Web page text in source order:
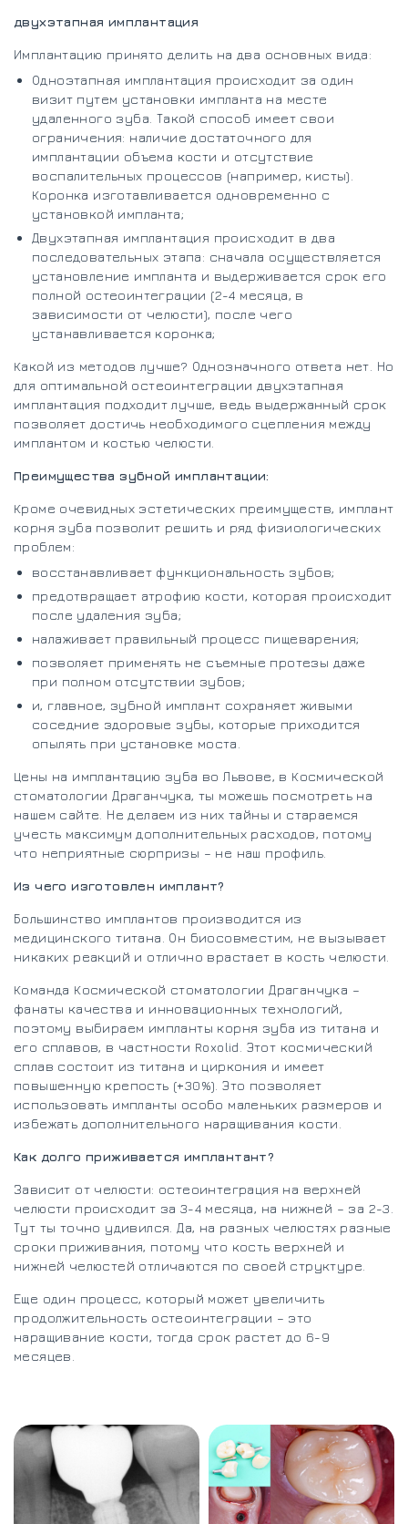
двухэтапная имплантация
Имплантацию принято делить на два основных вида:
Одноэтапная имплантация происходит за один
визит путем установки импланта на месте
удаленного зуба. Такой способ имеет свои
ограничения: наличие достаточного для
имплантации объема кости и отсутствие
воспалительных процессов (например, кисты).
Коронка изготавливается одновременно с
установкой импланта;
Двухэтапная имплантация происходит в два
последовательных этапа: сначала осуществляется
установление импланта и выдерживается срок его
полной остеоинтеграции (2-4 месяца, в
зависимости от челюсти), после чего
устанавливается коронка;
Какой из методов лучше? Однозначного ответа нет. Но
для оптимальной остеоинтеграции двухэтапная
имплантация подходит лучше, ведь выдержанный срок
позволяет достичь необходимого сцепления между
имплантом и костью челюсти.
Преимущества зубной имплантации:
Кроме очевидных эстетических преимуществ, имплант
корня зуба позволит решить и ряд физиологических
проблем:
восстанавливает функциональность зубов;
предотвращает атрофию кости, которая происходит
после удаления зуба;
налаживает правильный процесс пищеварения;
позволяет применять не съемные протезы даже
при полном отсутствии зубов;
и, главное, зубной имплант сохраняет живыми
соседние здоровые зубы, которые приходится
опылять при установке моста.
Цены на имплантацию зуба во Львове, в Космической
стоматологии Драганчука, ты можешь посмотреть на
нашем сайте. Не делаем из них тайны и стараемся
учесть максимум дополнительных расходов, потому
что неприятные сюрпризы – не наш профиль.
Из чего изготовлен имплант?
Большинство имплантов производится из
медицинского титана. Он биосовместим, не вызывает
никаких реакций и отлично врастает в кость челюсти.
Команда Космической стоматологии Драганчука –
фанаты качества и инновационных технологий,
поэтому выбираем импланты корня зуба из титана и
его сплавов, в частности Roxolid. Этот космический
сплав состоит из титана и циркония и имеет
повышенную крепость (+30%). Это позволяет
использовать импланты особо маленьких размеров и
избежать дополнительного наращивания кости.
Как долго приживается имплантант?
Зависит от челюсти: остеоинтеграция на верхней
челюсти происходит за 3-4 месяца, на нижней – за 2-3.
Тут ты точно удивился. Да, на разных челюстях разные
сроки приживания, потому что кость верхней и
нижней челюстей отличаются по своей структуре.
Еще один процесс, который может увеличить
продолжительность остеоинтеграции – это
наращивание кости, тогда срок растет до 6-9
месяцев.